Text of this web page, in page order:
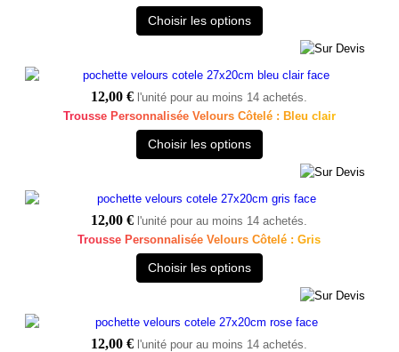
Choisir les options
12,00 € l'unité pour au moins 14 achetés.
Trousse Personnalisée Velours Côtelé : Bleu clair
Choisir les options
12,00 € l'unité pour au moins 14 achetés.
Trousse Personnalisée Velours Côtelé : Gris
Choisir les options
12,00 € l'unité pour au moins 14 achetés.